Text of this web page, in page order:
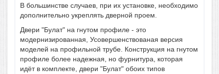
В большинстве случаев, при их установке, необходимо
дополнительно укреплять дверной проем.
Двери "Булат" на гнутом профиле - это
модернизированная, Усовершенствованая версия
моделей на профильной трубе. Конструкция на гнутом
профиле более надежная, но фурнитура, которая
идёт в комплекте, двери "Булат" обоих типов